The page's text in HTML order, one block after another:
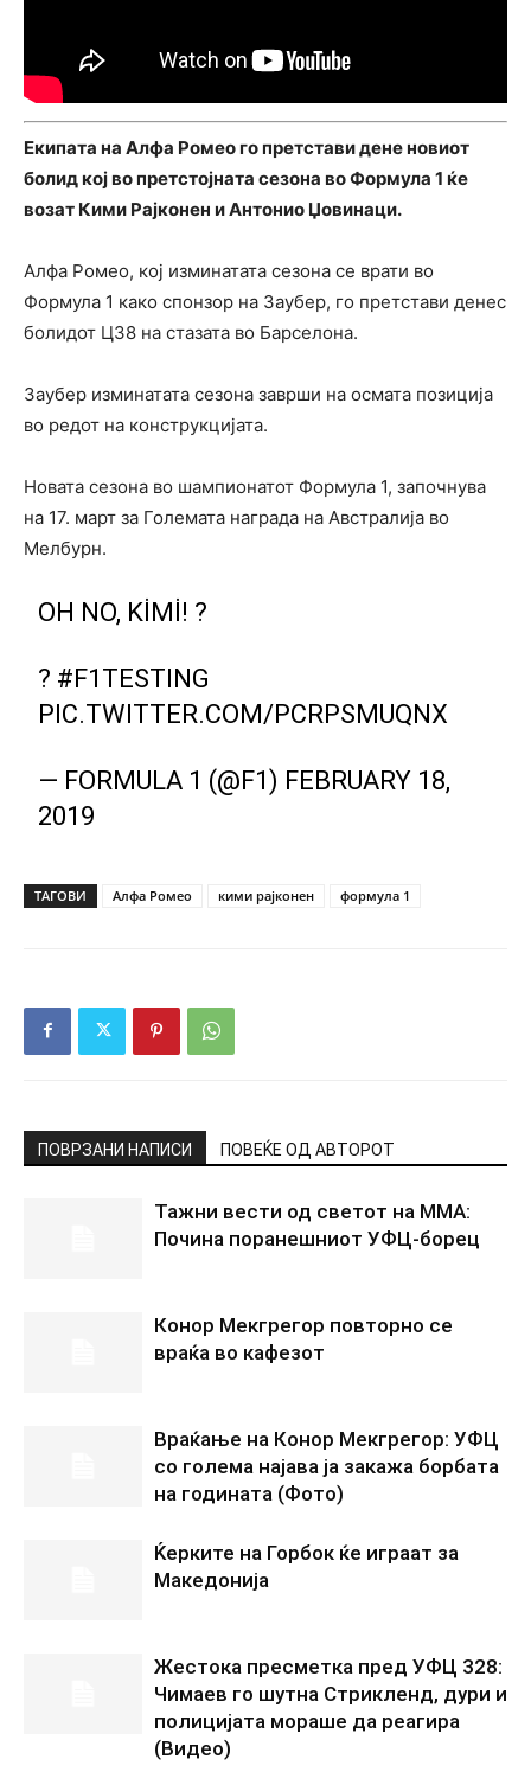
Екипата на Алфа Ромео го претстави дене новиот
болид кој во претстојната сезона во Формула 1 ќе
возат Кими Рајконен и Антонио Џовинаци.
Алфа Ромео, кој изминатата сезона се врати во
Формула 1 како спонзор на Заубер, го претстави денес
болидот Ц38 на стазата во Барселона.
Заубер изминатата сезона заврши на осмата позиција
во редот на конструкцијата.
Новата сезона во шампионатот Формула 1, започнува
на 17. март за Големата награда на Австралија во
Мелбурн.
OH NO, KIMI! ?
? #F1TESTING
PIC.TWITTER.COM/PCRPSMUQNX
— FORMULA 1 (@F1) FEBRUARY 18,
2019
ТАГОВИ Алфа Ромео кими рајконен формула 1
ПОВРЗАНИ НАПИСИ ПОВЕЌЕ ОД АВТОРОТ
Тажни вести од светот на ММА:
Почина поранешниот УФЦ-борец
Конор Мекгрегор повторно се
враќа во кафезот
Враќање на Конор Мекгрегор: УФЦ
со голема најава ја закажа борбата
на годината (Фото)
Ќерките на Горбок ќе играат за
Македонија
Жестока пресметка пред УФЦ 328:
Чимаев го шутна Стрикленд, дури и
полицијата мораше да реагира
(Видео)